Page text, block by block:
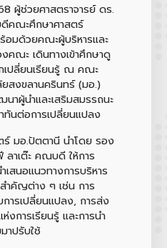
ผู้ช่วยศาสตราจารย์ ดร.
คณะศึกษาศาสตร์
อมด้วยคณะผู้บริหารและ
คณะ เดินทางเข้าศึกษาดู
เปลี่ยนเรียนรู้ ณ คณะ
สงขลานครินทร์ (มอ.)
าผู้นำและเสริมสมรรถนะ
ทันต่อการเปลี่ยนแปลง
มอ.ปัตตานี นำโดย รอง
ลาเต๊ะ คณบดี ให้การ
สนอแนวทางการบริหาร
ำคัญต่าง ๆ เช่น การ
ารเปลี่ยนแปลง, การส่ง
การเรียนรู้ และการนำ
าปรับใช้